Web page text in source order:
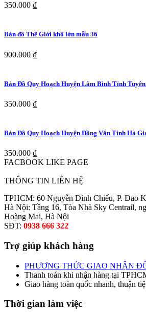
350.000 ₫
Bản đồ Thế Giới khổ lớn mẫu 36
900.000 ₫
Bản Đồ Quy Hoạch Huyện Lâm Bình Tỉnh Tuyên
350.000 ₫
Bản Đồ Quy Hoạch Huyện Đồng Văn Tỉnh Hà
350.000 ₫
FACBOOK LIKE PAGE
THÔNG TIN LIÊN HỆ
TPHCM: 60 Nguyễn Đình Chiểu, P. Đao
Hà Nội: Tầng 16, Tòa Nhà Sky Centrail,
Hoàng Mai, Hà Nội
SĐT: 0938 666 322
Trợ giúp khách hàng
PHƯƠNG THỨC GIAO NHẬN
Thanh toán khi nhận hàng tại
Giao hàng toàn quốc nhanh, thuận
Thời gian làm việc